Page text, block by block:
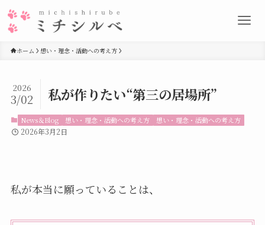
ホーム 想い・理念・活動への考え方
私が作りたい“第三の居場所”
2026
3/02
News＆Blog 想い・理念・活動への考え方 想い・理念・活動への考え方
2026年3月2日
私が本当に願っていることは、